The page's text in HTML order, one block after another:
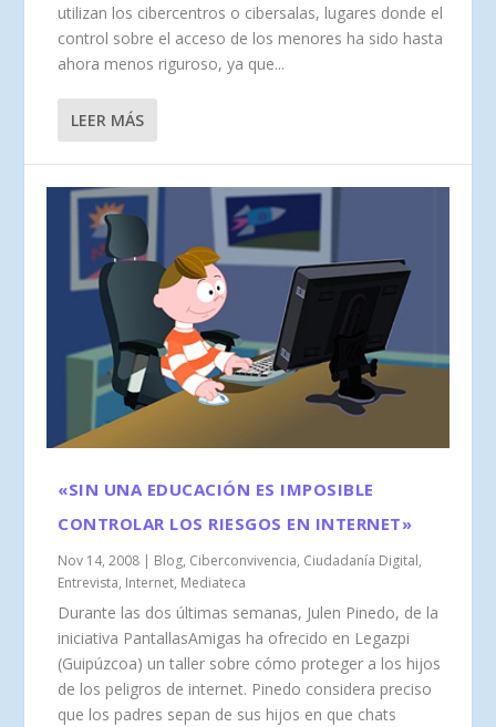
utilizan los cibercentros o cibersalas, lugares donde el
control sobre el acceso de los menores ha sido hasta
ahora menos riguroso, ya que...
LEER MÁS
«SIN UNA EDUCACIÓN ES IMPOSIBLE
CONTROLAR LOS RIESGOS EN INTERNET»
Nov 14, 2008 | Blog, Ciberconvivencia, Ciudadanía Digital,
Entrevista, Internet, Mediateca
Durante las dos últimas semanas, Julen Pinedo, de la
iniciativa PantallasAmigas ha ofrecido en Legazpi
(Guipúzcoa) un taller sobre cómo proteger a los hijos
de los peligros de internet. Pinedo considera preciso
que los padres sepan de sus hijos en que chats